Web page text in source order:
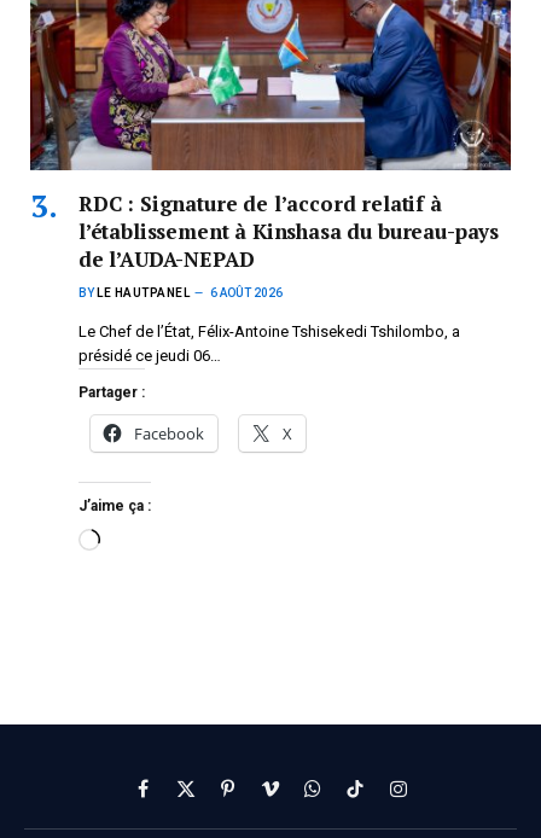
RDC : Signature de l’accord relatif à
l’établissement à Kinshasa du bureau-pays
de l’AUDA-NEPAD
BY LE HAUTPANEL 6 AOÛT 2026
Le Chef de l’État, Félix-Antoine Tshisekedi Tshilombo, a
présidé ce jeudi 06…
Partager :
Facebook X
J’aime ça :
Facebook
X
(Twitter)
PinterestVimeoWhatsApp
TikTokInstagram